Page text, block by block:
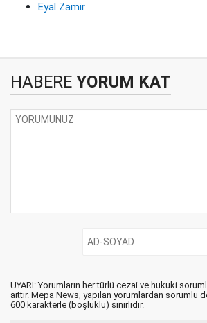
Eyal Zamir
HABERE YORUM KAT
UYARI: Yorumların her türlü cezai ve hukuki
aittir. Mepa News, yapılan yorumlardan sorumlu
600 karakterle (boşluklu) sınırlıdır.